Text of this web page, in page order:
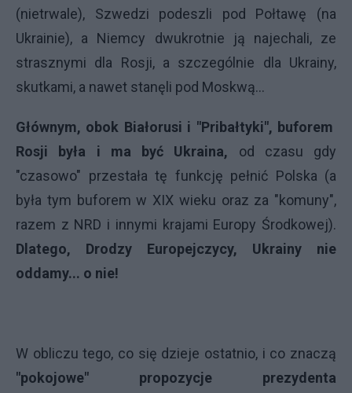
(nietrwale), Szwedzi podeszli pod Połtawę (na
Ukrainie), a Niemcy dwukrotnie ją najechali, ze
strasznymi dla Rosji, a szczególnie dla Ukrainy,
skutkami, a nawet stanęli pod Moskwą...
Głównym, obok Białorusi i "Pribałtyki", buforem
Rosji była i ma być Ukraina, od czasu gdy
"czasowo" przestała tę funkcję pełnić Polska (a
była tym buforem w XIX wieku oraz za "komuny",
razem z NRD i innymi krajami Europy Środkowej).
Dlatego, Drodzy Europejczycy, Ukrainy nie
oddamy... o nie!
W obliczu tego, co się dzieje ostatnio, i co znaczą
"pokojowe" propozycje prezydenta